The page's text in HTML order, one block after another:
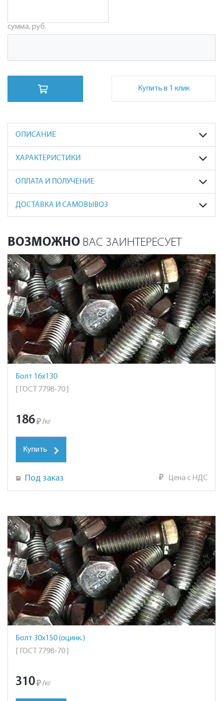
сумма, руб.
Купить в 1 клик
ОПИСАНИЕ
ХАРАКТЕРИСТИКИ
ОПЛАТА И ПОЛУЧЕНИЕ
ДОСТАВКА И САМОВЫВОЗ
ВОЗМОЖНО ВАС ЗАИНТЕРЕСУЕТ
Болт 16х130
[ ГОСТ 7798-70 ]
186₽ /кг
Купить
Под заказ ₽ Цена с НДС
Болт 30х150 (оцинк.)
[ ГОСТ 7798-70 ]
310₽ /кг